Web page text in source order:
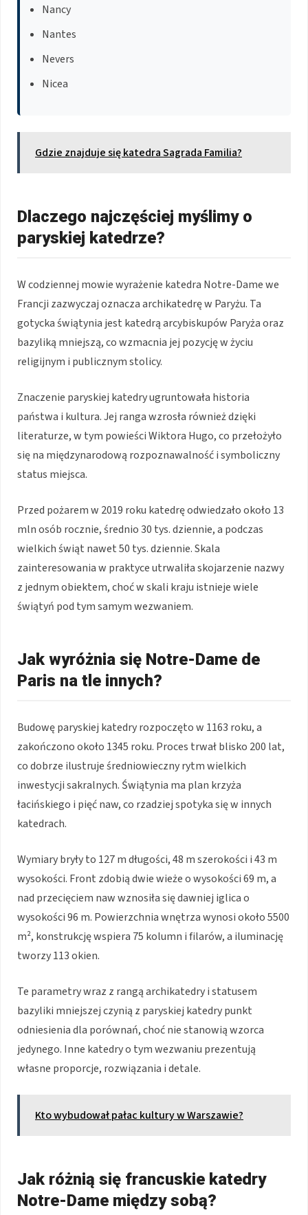
Nancy
Nantes
Nevers
Nicea
Gdzie znajduje się katedra Sagrada Familia?
Dlaczego najczęściej myślimy o
paryskiej katedrze?
W codziennej mowie wyrażenie katedra Notre-Dame we
Francji zazwyczaj oznacza archikatedrę w Paryżu. Ta
gotycka świątynia jest katedrą arcybiskupów Paryża oraz
bazyliką mniejszą, co wzmacnia jej pozycję w życiu
religijnym i publicznym stolicy.
Znaczenie paryskiej katedry ugruntowała historia
państwa i kultura. Jej ranga wzrosła również dzięki
literaturze, w tym powieści Wiktora Hugo, co przełożyło
się na międzynarodową rozpoznawalność i symboliczny
status miejsca.
Przed pożarem w 2019 roku katedrę odwiedzało około 13
mln osób rocznie, średnio 30 tys. dziennie, a podczas
wielkich świąt nawet 50 tys. dziennie. Skala
zainteresowania w praktyce utrwaliła skojarzenie nazwy
z jednym obiektem, choć w skali kraju istnieje wiele
świątyń pod tym samym wezwaniem.
Jak wyróżnia się Notre-Dame de
Paris na tle innych?
Budowę paryskiej katedry rozpoczęto w 1163 roku, a
zakończono około 1345 roku. Proces trwał blisko 200 lat,
co dobrze ilustruje średniowieczny rytm wielkich
inwestycji sakralnych. Świątynia ma plan krzyża
łacińskiego i pięć naw, co rzadziej spotyka się w innych
katedrach.
Wymiary bryły to 127 m długości, 48 m szerokości i 43 m
wysokości. Front zdobią dwie wieże o wysokości 69 m, a
nad przecięciem naw wznosiła się dawniej iglica o
wysokości 96 m. Powierzchnia wnętrza wynosi około 5500
m², konstrukcję wspiera 75 kolumn i filarów, a iluminację
tworzy 113 okien.
Te parametry wraz z rangą archikatedry i statusem
bazyliki mniejszej czynią z paryskiej katedry punkt
odniesienia dla porównań, choć nie stanowią wzorca
jedynego. Inne katedry o tym wezwaniu prezentują
własne proporcje, rozwiązania i detale.
Kto wybudował pałac kultury w Warszawie?
Jak różnią się francuskie katedry
Notre-Dame między sobą?